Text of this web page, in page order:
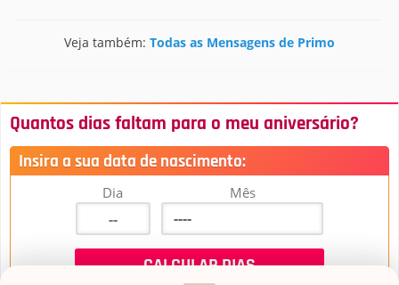
Veja também: Todas as Mensagens de Primo
Quantos dias faltam para o meu aniversário?
Insira a sua data de nascimento:
Dia Mês